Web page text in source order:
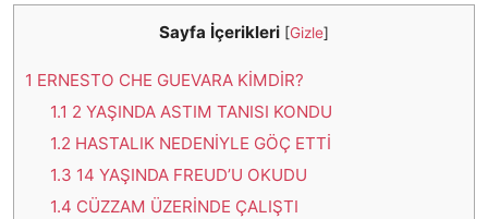
Sayfa İçerikleri [Gizle]
1 ERNESTO CHE GUEVARA KİMDİR?
1.1 2 YAŞINDA ASTIM TANISI KONDU
1.2 HASTALIK NEDENİYLE GÖÇ ETTİ
1.3 14 YAŞINDA FREUD’U OKUDU
1.4 CÜZZAM ÜZERİNDE ÇALIŞTI